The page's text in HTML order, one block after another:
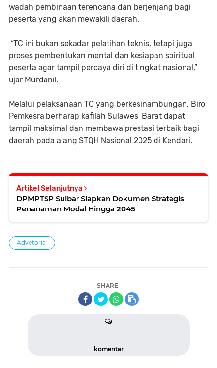
wadah pembinaan terencana dan berjenjang bagi
peserta yang akan mewakili daerah.
“TC ini bukan sekadar pelatihan teknis, tetapi juga
proses pembentukan mental dan kesiapan spiritual
peserta agar tampil percaya diri di tingkat nasional,”
ujar Murdanil.
Melalui pelaksanaan TC yang berkesinambungan, Biro
Pemkesra berharap kafilah Sulawesi Barat dapat
tampil maksimal dan membawa prestasi terbaik bagi
daerah pada ajang STQH Nasional 2025 di Kendari.
Artikel Selanjutnya
DPMPTSP Sulbar Siapkan Dokumen Strategis
Penanaman Modal Hingga 2045
Advetorial
SHARE
komentar